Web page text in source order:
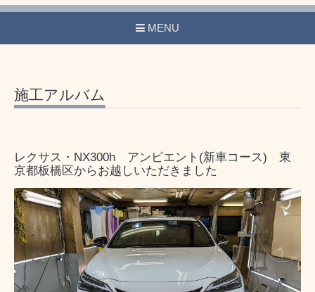
MENU
施工アルバム
レクサス・NX300h アンビエント(新車コース) 東
京都板橋区からお越しいただきました